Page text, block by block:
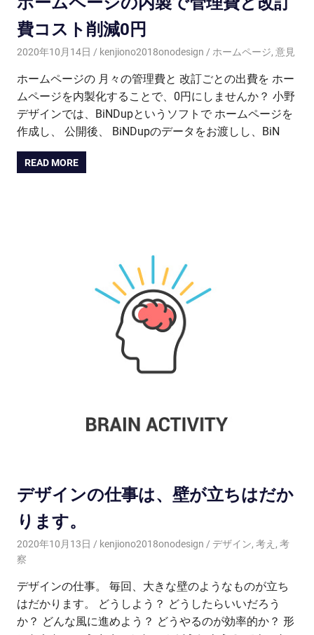
費コスト削減0円
2020年10月14日 kenjiono2018onodesign ホームページ, 意見
ホームページの 月々の管理費と 改訂ごとの出費を ホー
ムページを内製化することで、0円にしませんか？ 小野
デザインでは、BiNDupというソフトで ホームページを
作成し、 公開後、 BiNDupのデータをお渡しし、BiN
READ MORE
デザインの仕事は、壁が立ちはだか
ります。
2020年10月13日 kenjiono2018onodesign デザイン, 考え , 考
察
デザインの仕事。 毎回、大きな壁のようなものが立ち
はだかります。 どうしよう？ どうしたらいいだろう
か？ どんな風に進めよう？ どうやるのが効率的か？ 形